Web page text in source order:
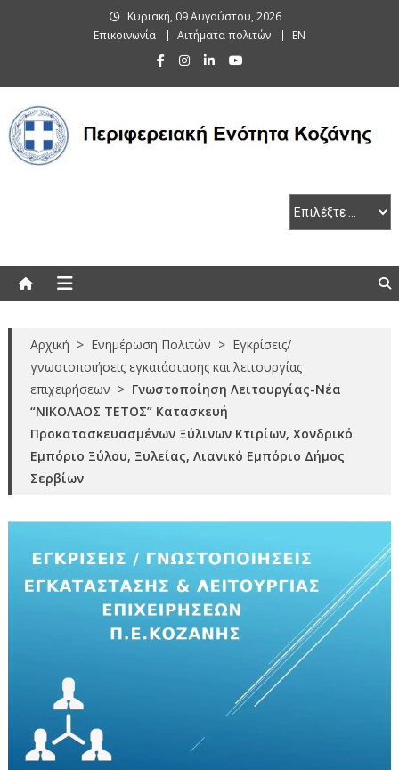
Κυριακή, 09 Αυγούστου, 2026
Επικοινωνία
Αιτήματα πολιτών EN
Αρχική > Ενημέρωση Πολιτών > Εγκρίσεις/
γνωστοποιήσεις εγκατάστασης και λειτουργίας
επιχειρήσεων > Γνωστοποίηση Λειτουργίας-Νέα
“ΝΙΚΟΛΑΟΣ ΤΕΤΟΣ” Κατασκευή
Προκατασκευασμένων Ξύλινων Κτιρίων, Χονδρικό
Εμπόριο Ξύλου, Ξυλείας, Λιανικό Εμπόριο Δήμος
Σερβίων